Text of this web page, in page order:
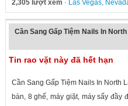
2,305 lượt xem · Las Vegas,
Cần Sang Gấp Tiệm Nails In
Tin rao vặt này đã hết hạn
Cần Sang Gấp Tiệm Nails In North
bàn, 8 ghế, máy giặt, máy sấy